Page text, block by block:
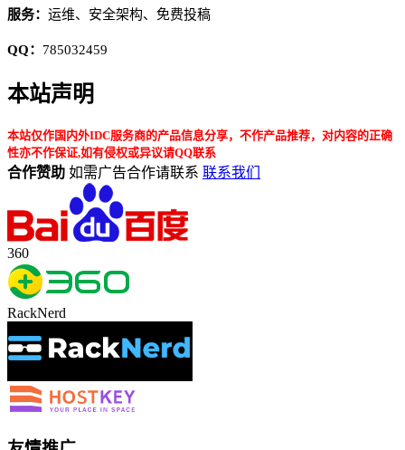
服务： 运维、安全架构、免费投稿
QQ： 785032459
本站声明
本站仅作国内外IDC服务商的产品信息分享，不作产品推荐，对内容的正确
性亦不作保证,如有侵权或异议请QQ联系
合作赞助 如需广告合作请联系 联系我们
360
RackNerd